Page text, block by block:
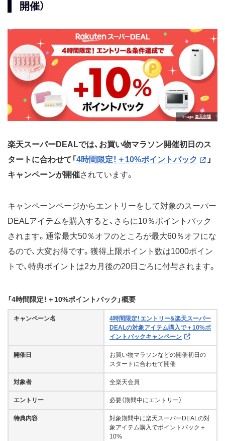
開催）
Image 楽天市場
楽天スーパーDEALでは、お買い物マラソン開催初日のス
タートに合わせて「4時間限定！＋10%ポイントバック
」
キャンペーンが開催されています。
キャンペーンページからエントリーをして対象のスーパー
DEALアイテムを購入すると、さらに10％ポイントバック
されます。通常最大50％オフのところが最大60％オフにな
るので、大変お得です。獲得上限ポイント数は1000ポイン
トで、特典ポイントは2カ月後の20日ごろに付与されます。
「4時間限定！＋10%ポイントバック」概要
キャンペーン名
4時間限定！エントリー&楽天スーパー
DEALの対象アイテム購入で＋10%ポ
イントバックキャンペーン
開催日
お買い物マラソンなどの開催初日の
スタートに合わせて開催
対象者 全楽天会員
エントリー 必要（期間中にエントリー）
特典内容
対象期間中に楽天スーパーDEALの対
象アイテム購入でポイントバック＋
10%